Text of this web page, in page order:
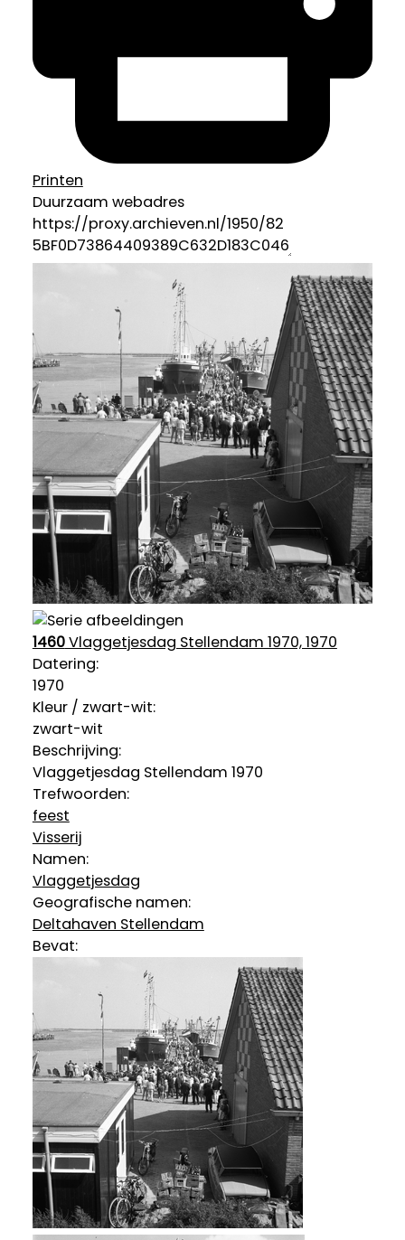
Printen
Duurzaam webadres
1460Vlaggetjesdag Stellendam 1970, 1970
Datering:
1970
Kleur / zwart-wit:
zwart-wit
Beschrijving:
Vlaggetjesdag Stellendam 1970
Trefwoorden:
feest
Visserij
Namen:
Vlaggetjesdag
Geografische namen:
Deltahaven Stellendam
Bevat: